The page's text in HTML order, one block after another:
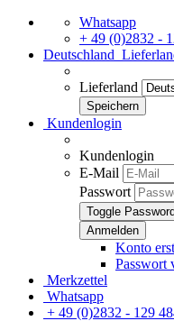
Whatsapp
+ 49 (0)2832 -
Deutschland
Lieferland
Kundenlogin
Kundenlogin
E-Mail
Passwort
Toggle
Konto
Passwort
Merkzettel
Whatsapp
+ 49 (0)2832 - 129